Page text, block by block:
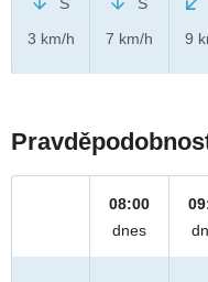
3 km/h
7 km/h
9
08:00
dnes